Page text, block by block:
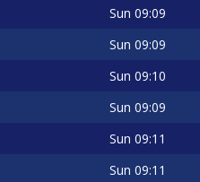
Sun 09:09
Sun 09:09
Sun 09:10
Sun 09:09
Sun 09:11
Sun 09:11